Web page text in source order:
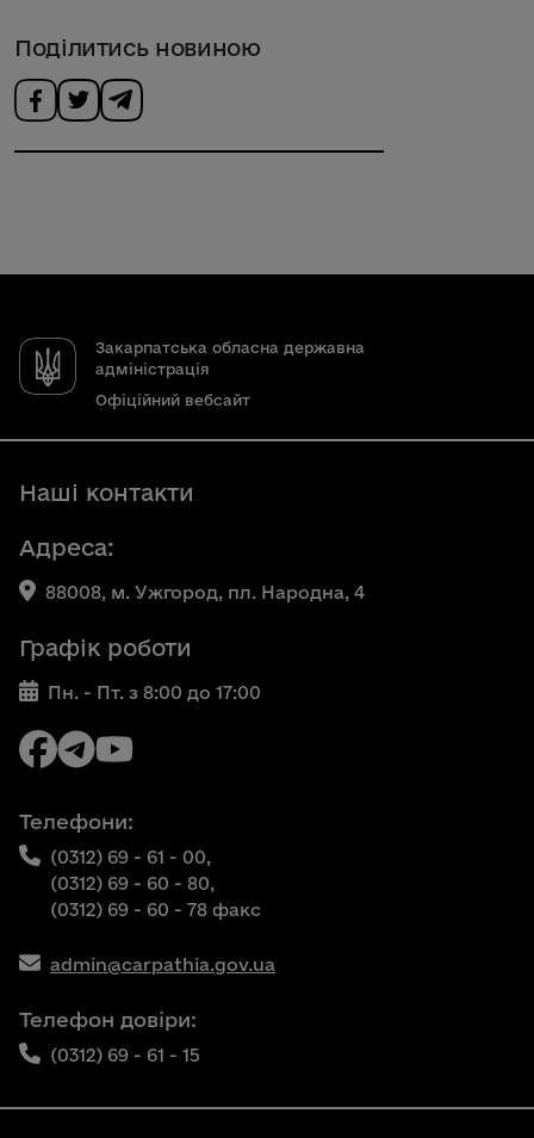
Поділитись новиною
Закарпатська обласна державна
адміністрація
Офіційний вебсайт
Наші контакти
Адреса:
88008, м. Ужгород, пл. Народна, 4
Графік роботи
Пн. - Пт. з 8:00 до 17:00
Телефони:
(0312) 69 - 61 - 00,
(0312) 69 - 60 - 80,
(0312) 69 - 60 - 78 факс
admin@carpathia.gov.ua
Телефон довіри:
(0312) 69 - 61 - 15